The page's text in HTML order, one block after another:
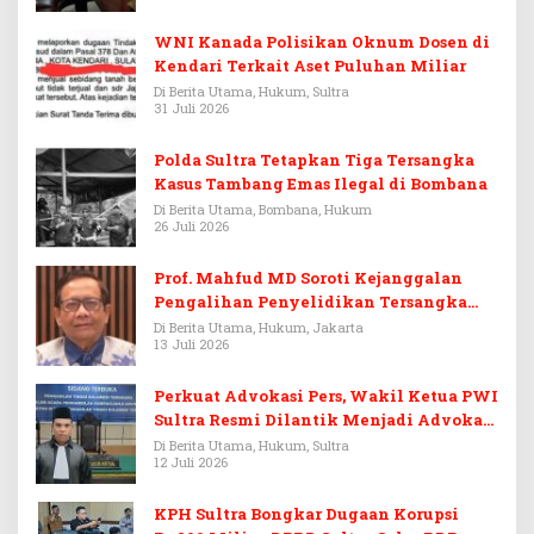
WNI Kanada Polisikan Oknum Dosen di
Kendari Terkait Aset Puluhan Miliar
Di Berita Utama, Hukum, Sultra
31 Juli 2026
Polda Sultra Tetapkan Tiga Tersangka
Kasus Tambang Emas Ilegal di Bombana
Di Berita Utama, Bombana, Hukum
26 Juli 2026
Prof. Mahfud MD Soroti Kejanggalan
Pengalihan Penyelidikan Tersangka
Febrie Adriansyah
Di Berita Utama, Hukum, Jakarta
13 Juli 2026
Perkuat Advokasi Pers, Wakil Ketua PWI
Sultra Resmi Dilantik Menjadi Advokat
PERADI
Di Berita Utama, Hukum, Sultra
12 Juli 2026
KPH Sultra Bongkar Dugaan Korupsi